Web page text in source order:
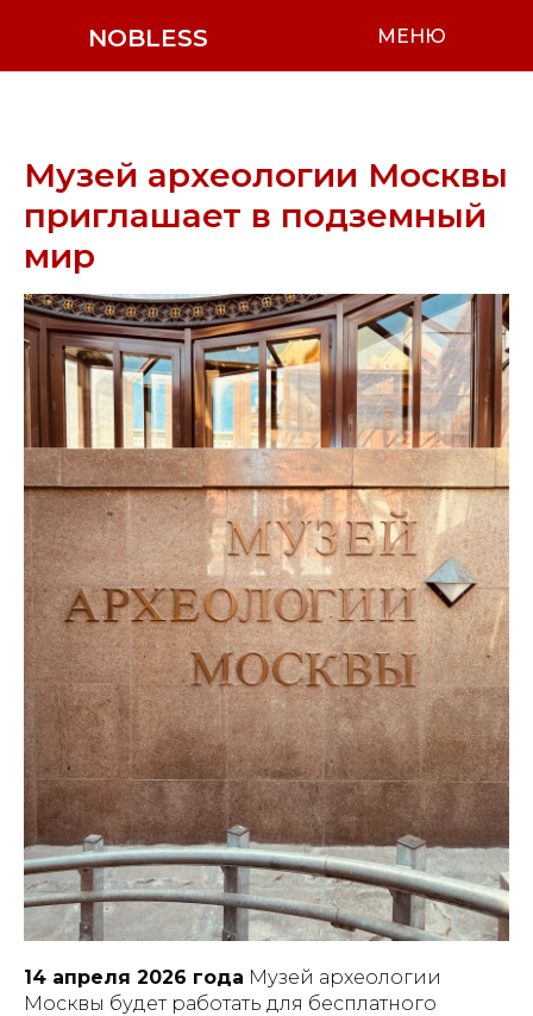
NOBLESS МЕНЮ
Музей археологии Москвы
приглашает в подземный
мир
14 апреля 2026 года Музей археологии
Москвы будет работать для бесплатного